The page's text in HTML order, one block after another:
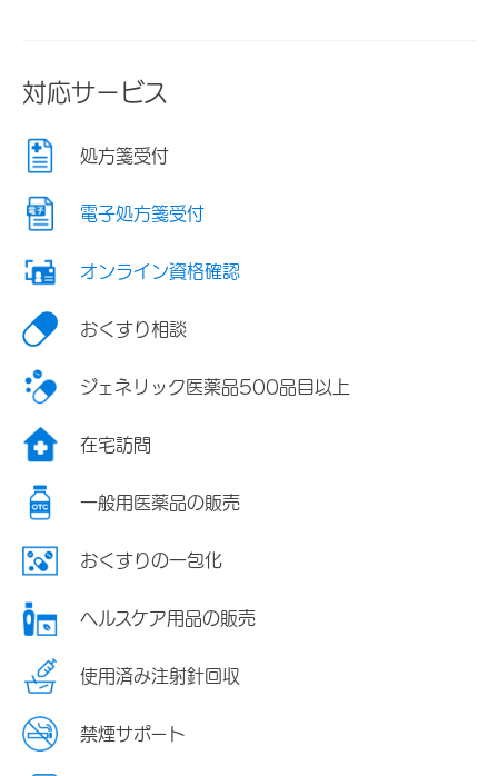
対応サービス
処方箋受付
電子処方箋受付
オンライン資格確認
おくすり相談
ジェネリック医薬品500品目以上
在宅訪問
一般用医薬品の販売
おくすりの一包化
ヘルスケア用品の販売
使用済み注射針回収
禁煙サポート